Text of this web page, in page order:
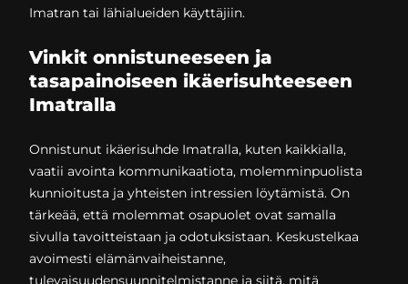
Imatran tai lähialueiden käyttäjiin.
Vinkit onnistuneeseen ja
tasapainoiseen ikäerisuhteeseen
Imatralla
Onnistunut ikäerisuhde Imatralla, kuten kaikkialla,
vaatii avointa kommunikaatiota, molemminpuolista
kunnioitusta ja yhteisten intressien löytämistä. On
tärkeää, että molemmat osapuolet ovat samalla
sivulla tavoitteistaan ja odotuksistaan. Keskustelkaa
avoimesti elämänvaiheistanne,
tulevaisuudensuunnitelmistanne ja siitä, mitä